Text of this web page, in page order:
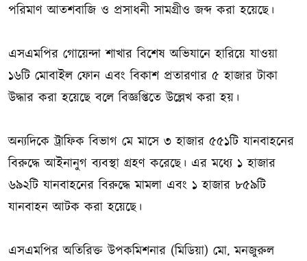
পরিমাণ আতশবাজি ও প্রসাধনী সামগ্রীও জব্দ করা হয়েছে।
এসএমপির গোয়েন্দা শাখার বিশেষ অভিযানে হারিয়ে যাওয়া
১৬টি মোবাইল ফোন এবং বিকাশ প্রতারণার ৫ হাজার টাকা
উদ্ধার করা হয়েছে বলে বিজ্ঞপ্তিতে উল্লেখ করা হয়।
অন্যদিকে ট্রাফিক বিভাগ মে মাসে ৩ হাজার ৫৫১টি যানবাহনের
বিরুদ্ধে আইনানুগ ব্যবস্থা গ্রহণ করেছে। এর মধ্যে ১ হাজার
৬৯২টি যানবাহনের বিরুদ্ধে মামলা এবং ১ হাজার ৮৫৯টি
যানবাহন আটক করা হয়েছে।
এসএমপির অতিরিক্ত উপকমিশনার (মিডিয়া) মো. মনজুরুল